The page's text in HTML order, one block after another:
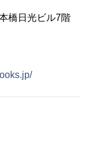
橋日光ビル7階